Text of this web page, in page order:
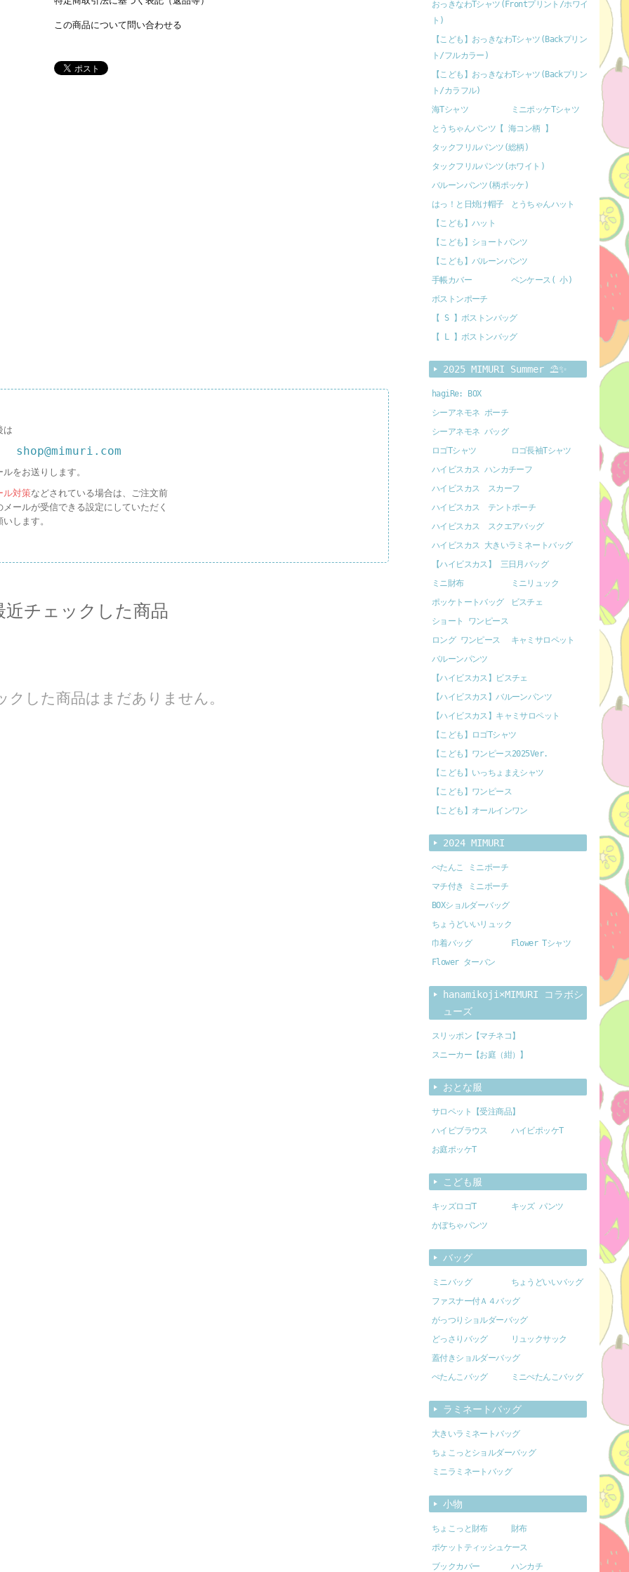
この商品について問い合わせる
は
shop@mimuri.com
をお送りします。
ル対策などされている場合は、ご注文前
メールが受信できる設定にしていただく
します。
近チェックした商品
クした商品はまだありません。
おっきなわTシャツ(Frontプリント/ホワイ
ト)
【こども】おっきなわTシャツ(Backプリン
ト/フルカラー)
【こども】おっきなわTシャツ(Backプリン
ト/カラフル)
海Tシャツ
ミニポッケTシャツ
とうちゃんパンツ【 海コン柄 】
タックフリルパンツ(総柄)
タックフリルパンツ(ホワイト)
バルーンパンツ(柄ポッケ)
はっ！と日焼け帽子
とうちゃんハット
【こども】ハット
【こども】ショートパンツ
【こども】バルーンパンツ
手帳カバー
ペンケース( 小)
ボストンポーチ
【 S 】ボストンバッグ
【 L 】ボストンバッグ
2025 MIMURI Summer ⛱️✨
hagiRe: BOX
シーアネモネ ポーチ
シーアネモネ バッグ
ロゴTシャツ
ロゴ長袖Tシャツ
ハイビスカス ハンカチーフ
ハイビスカス スカーフ
ハイビスカス テントポーチ
ハイビスカス スクエアバッグ
ハイビスカス 大きいラミネートバッグ
【ハイビスカス】 三日月バッグ
ミニ財布
ミニリュック
ポッケトートバッグ
ビスチェ
ショート ワンピース
ロング ワンピース
キャミサロペット
バルーンパンツ
【ハイビスカス】ビスチェ
【ハイビスカス】バルーンパンツ
【ハイビスカス】キャミサロペット
【こども】ロゴTシャツ
【こども】ワンピース2025Ver.
【こども】いっちょまえシャツ
【こども】ワンピース
【こども】オールインワン
2024 MIMURI
ぺたんこ ミニポーチ
マチ付き ミニポーチ
BOXショルダーバッグ
ちょうどいいリュック
巾着バッグ
Flower Tシャツ
Flower ターバン
hanamikoji×MIMURI コラボシ
ューズ
スリッポン【マチネコ】
スニーカー【お庭（紺）】
おとな服
サロペット【受注商品】
ハイビブラウス
ハイビポッケT
お庭ポッケT
こども服
キッズロゴT
キッズ パンツ
かぼちゃパンツ
バッグ
ミニバッグ
ちょうどいいバッグ
ファスナー付Ａ４バッグ
がっつりショルダーバッグ
どっさりバッグ
リュックサック
蓋付きショルダーバッグ
ぺたんこバッグ
ミニぺたんこバッグ
ラミネートバッグ
大きいラミネートバッグ
ちょこっとショルダーバッグ
ミニラミネートバッグ
小物
ちょこっと財布
財布
ポケットティッシュケース
ブックカバー
ハンカチ